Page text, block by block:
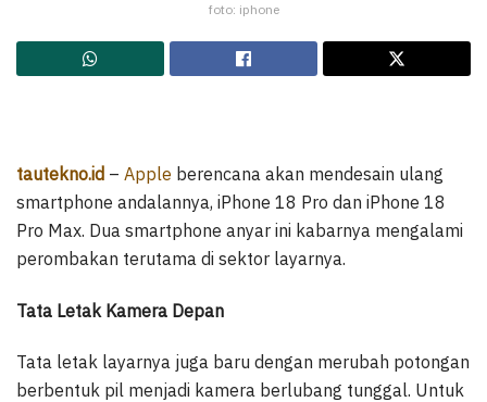
foto: iphone
tautekno.id – Apple berencana akan mendesain ulang
smartphone andalannya, iPhone 18 Pro dan iPhone 18
Pro Max. Dua smartphone anyar ini kabarnya mengalami
perombakan terutama di sektor layarnya.
Tata Letak Kamera Depan
Tata letak layarnya juga baru dengan merubah potongan
berbentuk pil menjadi kamera berlubang tunggal. Untuk